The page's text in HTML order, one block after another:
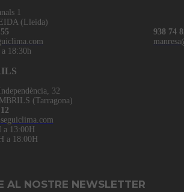
1
(Lleida)
18:30h
938 74
32
(Tarragona)
a 13:00H
a 18:00H
AL NOSTRE NEWSLETTER